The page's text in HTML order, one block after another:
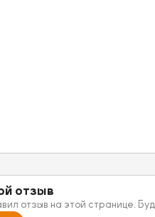
отзыв
отзыв на этой странице.